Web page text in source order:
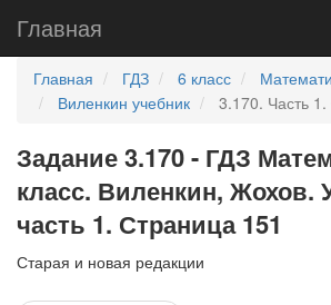
Главная
Главная ГДЗ 6 класс
Виленкин учебник
3.170. Часть 1.
Задание 3.170 - ГДЗ
класс. Виленкин, Жохов.
часть 1. Страница 151
Старая и новая редакции